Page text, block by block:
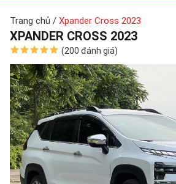
Trang chủ / Xpander Cross 2023
XPANDER CROSS 2023
(200 đánh giá)